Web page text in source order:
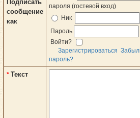
Подписать
сообщение
как
пароля (гостевой вход)
Ник
Пароль
Войти?
Зарегистрироваться
пароль?
* Текст